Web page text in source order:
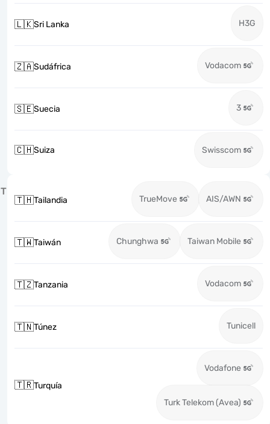
🇱🇰Sri Lanka H3G
🇿🇦Sudáfrica Vodacom
🇸🇪Suecia 3
🇨🇭Suiza Swisscom
T
🇹🇭Tailandia TrueMove AIS/AWN
🇹🇼Taiwán Chunghwa Taiwan Mobile
🇹🇿Tanzania Vodacom
🇹🇳Túnez Tunicell
🇹🇷Turquía
Vodafone
Turk Telekom (Avea)